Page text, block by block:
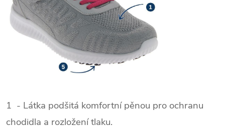
1 - Látka podšitá komfortní pěnou pro ochranu
chodidla a rozložení tlaku.